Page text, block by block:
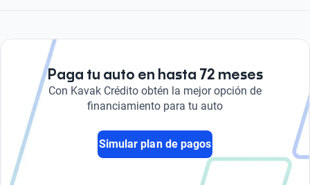
Paga tu auto en hasta 72 meses
Con Kavak Crédito obtén la mejor opción de
financiamiento para tu auto
Simular plan de pagos